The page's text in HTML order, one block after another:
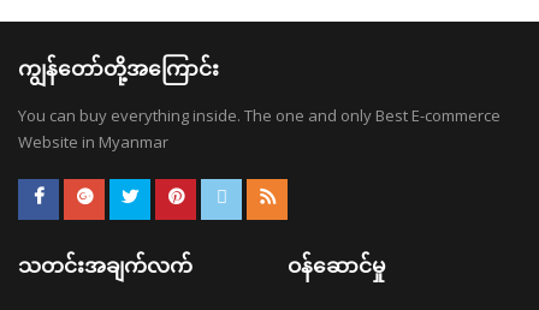
ကျွန်တော်တို့အကြောင်း
You can buy everything inside. The one and only Best E-commerce
Website in Myanmar
သတင်းအချက်လက် ဝန်ဆောင်မှု